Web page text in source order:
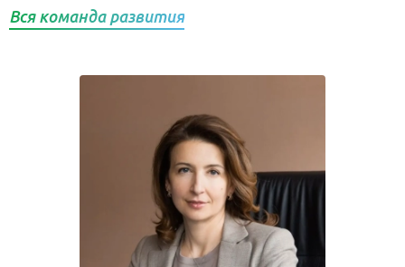
Вся команда развития